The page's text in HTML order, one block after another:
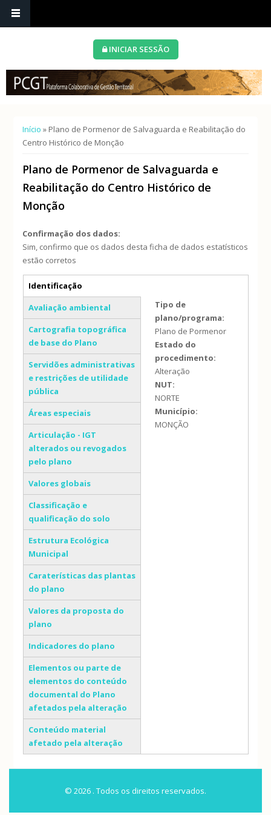
INICIAR SESSÃO
Está aqui
Início » Plano de Pormenor de Salvaguarda e Reabilitação do
Centro Histórico de Monção
Plano de Pormenor de Salvaguarda e
Reabilitação do Centro Histórico de
Monção
Confirmação dos dados:
Sim, confirmo que os dados desta ficha de dados estatísticos
estão corretos
Separadores verticais
Identificação
(separador ativo)
Avaliação ambiental
Cartografia topográfica
de base do Plano
Servidões administrativas
e restrições de utilidade
pública
Áreas especiais
Articulação - IGT
alterados ou revogados
pelo plano
Valores globais
Classificação e
qualificação do solo
Estrutura Ecológica
Municipal
Caraterísticas das plantas
do plano
Valores da proposta do
plano
Indicadores do plano
Elementos ou parte de
elementos do conteúdo
documental do Plano
afetados pela alteração
Conteúdo material
afetado pela alteração
Tipo de
plano/programa:
Plano de Pormenor
Estado do
procedimento:
Alteração
NUT:
NORTE
Município:
MONÇÃO
© 2026 . Todos os direitos reservados.